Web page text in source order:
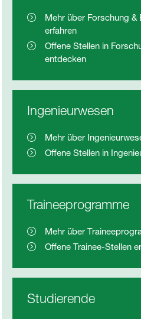
Mehr über Forschung
erfahren
Offene Stellen in
entdecken
Ingenieurwesen
Mehr über
Offene Stellen in
Traineeprogramme
Mehr über
Offene Trainee-Stellen
Studierende